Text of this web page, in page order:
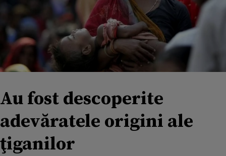
Au fost descoperite
adevăratele origini ale
ţiganilor